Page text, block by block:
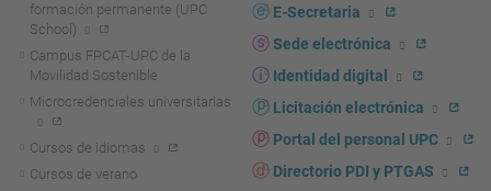
formación permanente (UPC
School)
Campus FPCAT-UPC de la
Movilidad Sostenible
Microcredenciales universitarias
Cursos de idiomas
Cursos de verano
E-Secretaria
Sede electrónica
Identidad digital
Licitación electrónica
Portal del personal UPC
Directorio PDI y PTGAS